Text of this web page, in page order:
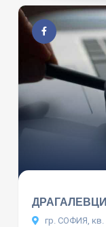
ДРАГАЛЕВЦИ
гр. СОФИЯ,